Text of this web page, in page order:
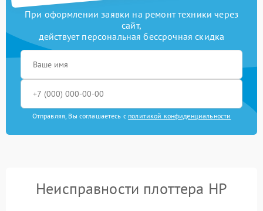
При оформлении заявки на ремонт техники через
сайт,
действует персональная бессрочная скидка
Отправляя, Вы соглашаетесь с политикой конфиденциальности
Неисправности плоттера HP